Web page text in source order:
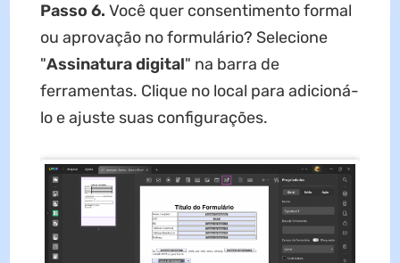
Passo 6. Você quer consentimento formal
ou aprovação no formulário? Selecione
"Assinatura digital" na barra de
ferramentas. Clique no local para adicioná-
lo e ajuste suas configurações.